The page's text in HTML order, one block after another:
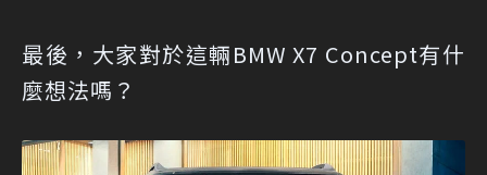
最後，大家對於這輛BMW X7 Concept有什
麼想法嗎？